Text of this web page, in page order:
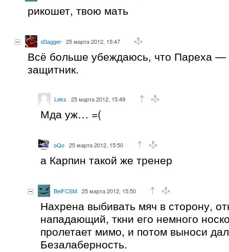
рикошет, твою мать
d3agger 25 марта 2012, 15:47
Всё больше убеждаюсь, что Пареха —
защитник.
Leks 25 марта 2012, 15:49
Мда уж… =(
oQo 25 марта 2012, 15:50
а Карпин такой же тренер
BelFCSM 25 марта 2012, 15:50
Нахрена выбивать мяч в сторону,
нападающий, ткни его немного
пролетает мимо, и потом выноси
Безалаберность.